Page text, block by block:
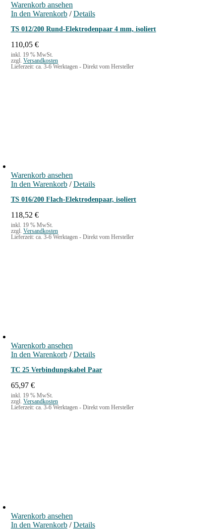
Warenkorb ansehen
In den Warenkorb / Details
TS 012/200 Rund-Elektrodenpaar 4 mm, isoliert
110,05 €
inkl. 19 % MwSt.
zzgl. Versandkosten
Lieferzeit: ca. 3-6 Werktagen - Direkt vom Hersteller
Warenkorb ansehen
In den Warenkorb / Details
TS 016/200 Flach-Elektrodenpaar, isoliert
118,52 €
inkl. 19 % MwSt.
zzgl. Versandkosten
Lieferzeit: ca. 3-6 Werktagen - Direkt vom Hersteller
Warenkorb ansehen
In den Warenkorb / Details
TC 25 Verbindungskabel Paar
65,97 €
inkl. 19 % MwSt.
zzgl. Versandkosten
Lieferzeit: ca. 3-6 Werktagen - Direkt vom Hersteller
Warenkorb ansehen
In den Warenkorb / Details